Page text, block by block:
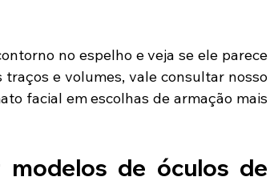
no espelho e veja se ele parece
facial em escolhas de armação mais
modelos de óculos de